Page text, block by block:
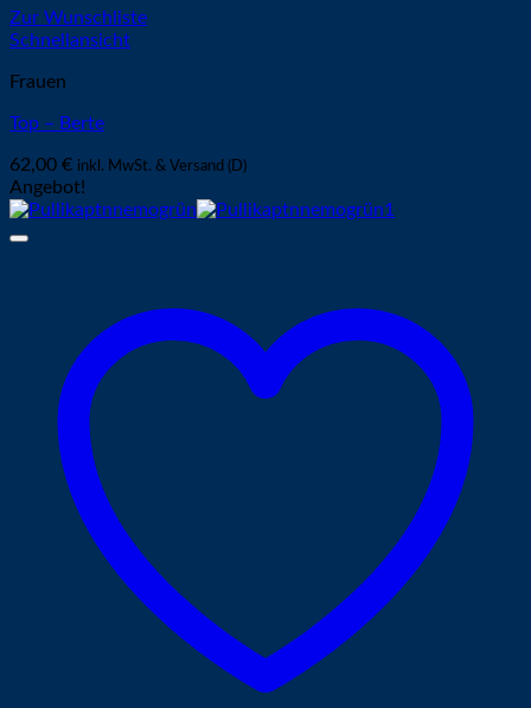
Zur Wunschliste
Schnellansicht
Frauen
Top – Berte
62,00 € inkl. MwSt. & Versand (D)
Angebot!